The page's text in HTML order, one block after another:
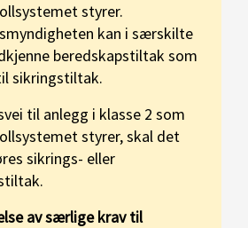
styrer.
kan i særskilte
beredskapstiltak som
sikringstiltak.
til anlegg i klasse 2 som
styrer, skal det
sikrings- eller
av særlige krav til